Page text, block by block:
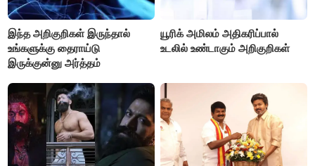
இந்த அறிகுறிகள் இருந்தால்
உங்களுக்கு தைராய்டு
இருக்குன்னு அர்த்தம்
யூரிக் அமிலம் அதிகரிப்பால்
உடலில் உண்டாகும் அறிகுறிகள்